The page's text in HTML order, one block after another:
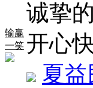
输赢
一笑
诚挚
开心
夏益